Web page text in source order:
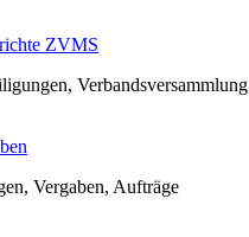
ZVMS
Verbandsversammlung
Vergaben, Aufträge